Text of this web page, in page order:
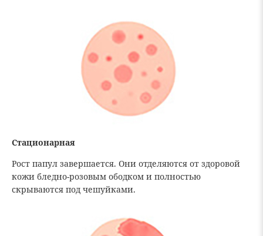
Стационарная
Рост папул завершается. Они отделяются от здоровой
кожи бледно-розовым ободком и полностью
скрываются под чешуйками.